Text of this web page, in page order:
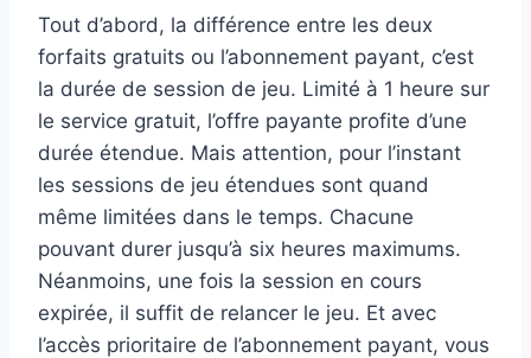
Tout d’abord, la différence entre les deux
forfaits gratuits ou l’abonnement payant, c’est
la durée de session de jeu. Limité à 1 heure sur
le service gratuit, l’offre payante profite d’une
durée étendue. Mais attention, pour l’instant
les sessions de jeu étendues sont quand
même limitées dans le temps. Chacune
pouvant durer jusqu’à six heures maximums.
Néanmoins, une fois la session en cours
expirée, il suffit de relancer le jeu. Et avec
l’accès prioritaire de l’abonnement payant, vous